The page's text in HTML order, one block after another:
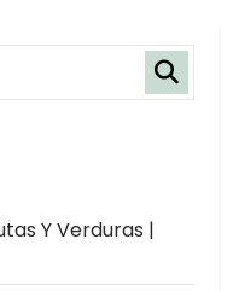
Y Verduras |